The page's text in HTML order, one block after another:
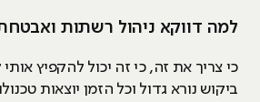
למה דווקא ניהול רשתות
כי צריך את זה, כי זה יכול להקפיץ
ביקוש נורא גדול וכל הזמן יוצאות